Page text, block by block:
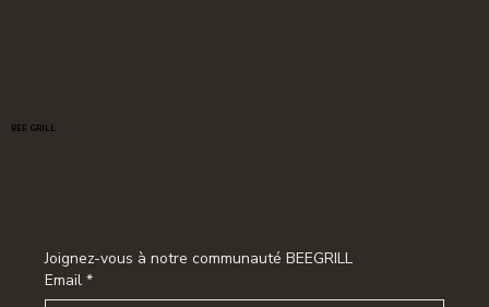
Joignez-vous à notre communauté BEEGRILL
Email *
BEE GRILL